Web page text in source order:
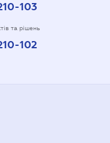
103
та рішень
102